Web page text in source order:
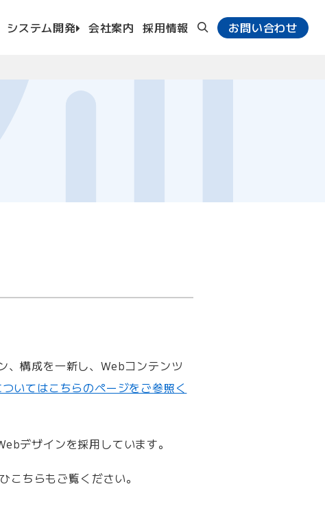
システム開発 会社案内 採用情報 お問い合わせ
、構成を一新し、Webコンテンツ
いてはこちらのページをご参照く
デザインを採用しています。
こちらもご覧ください。